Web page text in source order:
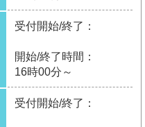
受付開始/終了：
開始/終了時間：
16時00分～
受付開始/終了：